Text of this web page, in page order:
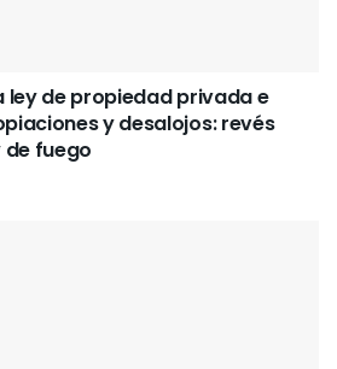
ley de propiedad privada e
y desalojos: revés
fuego